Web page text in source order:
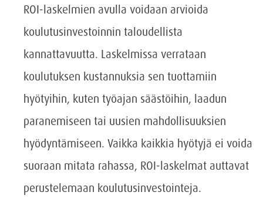
ROI-laskelmien avulla voidaan arvioida
koulutusinvestoinnin taloudellista
kannattavuutta. Laskelmissa verrataan
koulutuksen kustannuksia sen tuottamiin
hyötyihin, kuten työajan säästöihin, laadun
paranemiseen tai uusien mahdollisuuksien
hyödyntämiseen. Vaikka kaikkia hyötyjä ei voida
suoraan mitata rahassa, ROI-laskelmat auttavat
perustelemaan koulutusinvestointeja.